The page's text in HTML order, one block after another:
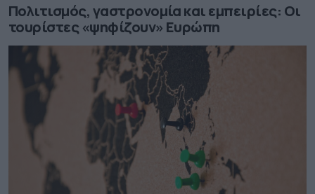
Πολιτισμός, γαστρονομία και εμπειρίες: Οι
τουρίστες «ψηφίζουν» Ευρώπη